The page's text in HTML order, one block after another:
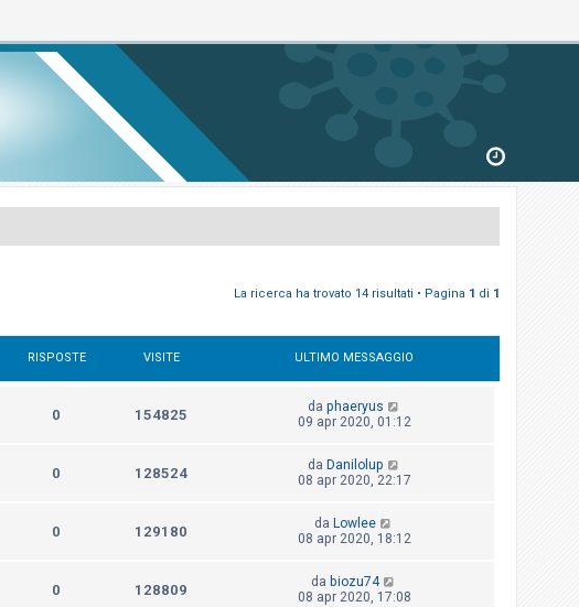
La ricerca ha trovato 14 risultati • Pagina 1 di 1
RISPOSTE VISITE ULTIMO MESSAGGIO
0 154825 da phaeryus
09 apr 2020, 01:12
0 128524 da Danilolup
08 apr 2020, 22:17
0 129180 da Lowlee
08 apr 2020, 18:12
0 128809 da biozu74
08 apr 2020, 17:08